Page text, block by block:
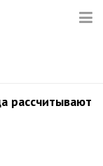
рассчитывают